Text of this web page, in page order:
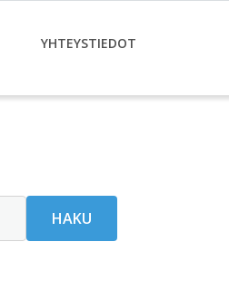
YHTEYSTIEDOT
HAKU